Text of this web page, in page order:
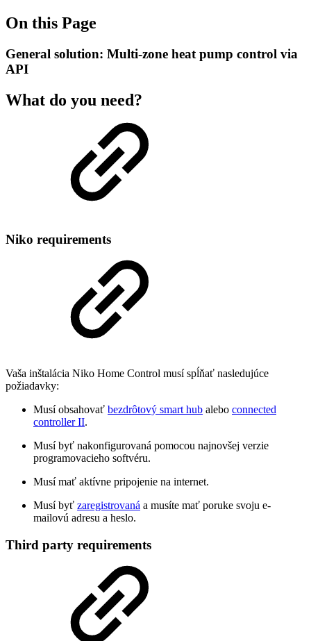
On this Page
General solution: Multi-zone heat pump control via
API
What do you need?
Niko requirements
Vaša inštalácia Niko Home Control musí spĺňať nasledujúce
požiadavky:
Musí obsahovať bezdrôtový smart hub alebo connected
controller II.
Musí byť nakonfigurovaná pomocou najnovšej verzie
programovacieho softvéru.
Musí mať aktívne pripojenie na internet.
Musí byť zaregistrovaná a musíte mať poruke svoju e-
mailovú adresu a heslo.
Third party requirements